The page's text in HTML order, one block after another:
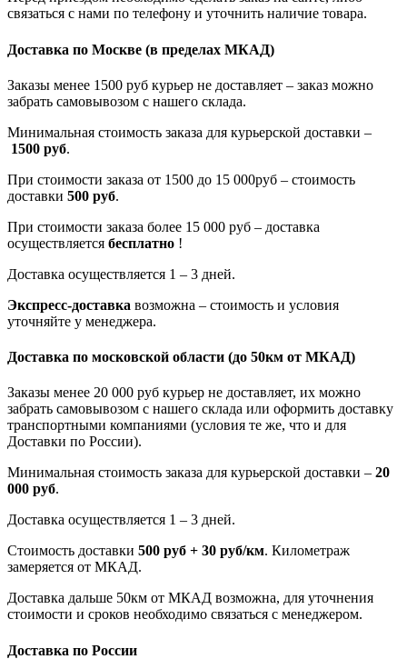
связаться с нами по телефону и уточнить наличие товара.
Доставка по Москве (в пределах МКАД)
Заказы менее 1500 руб курьер не доставляет – заказ можно
забрать самовывозом с нашего склада.
Минимальная стоимость заказа для курьерской доставки –
1500 руб.
При стоимости заказа от 1500 до 15 000руб – стоимость
доставки 500 руб.
При стоимости заказа более 15 000 руб – доставка
осуществляется бесплатно !
Доставка осуществляется 1 – 3 дней.
Экспресс-доставка возможна – стоимость и условия
уточняйте у менеджера.
Доставка по московской области (до 50км от МКАД)
Заказы менее 20 000 руб курьер не доставляет, их можно
забрать самовывозом с нашего склада или оформить доставку
транспортными компаниями (условия те же, что и для
Доставки по России).
Минимальная стоимость заказа для курьерской доставки – 20
000 руб.
Доставка осуществляется 1 – 3 дней.
Стоимость доставки 500 руб + 30 руб/км. Километраж
замеряется от МКАД.
Доставка дальше 50км от МКАД возможна, для уточнения
стоимости и сроков необходимо связаться с менеджером.
Доставка по России